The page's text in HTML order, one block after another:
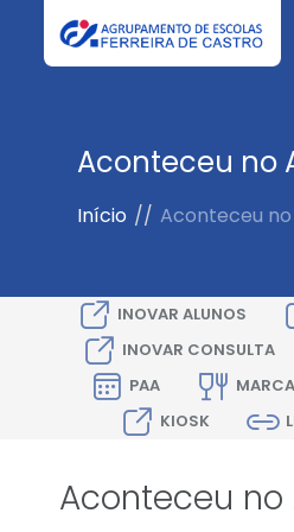
Aconteceu no
Início // Aconteceu no
INOVAR ALUNOS
INOVAR CONSULTA
PAA
KIOSK
Aconteceu no